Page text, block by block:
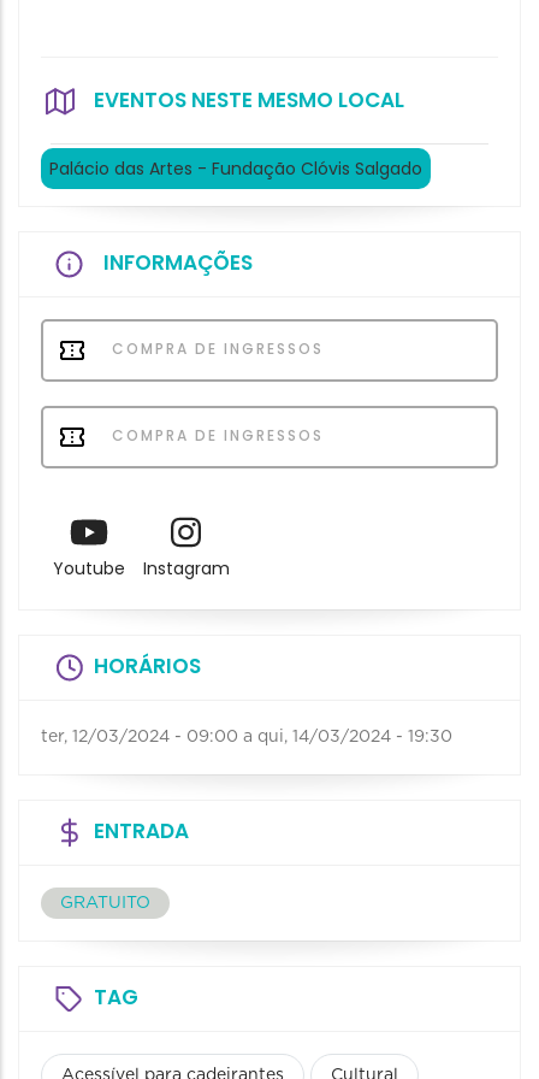
EVENTOS NESTE MESMO LOCAL
Palácio das Artes - Fundação Clóvis Salgado
INFORMAÇÕES
COMPRA DE INGRESSOS
COMPRA DE INGRESSOS
Youtube Instagram
HORÁRIOS
ter, 12/03/2024 - 09:00 a qui, 14/03/2024 - 19:30
ENTRADA
GRATUITO
TAG
Acessível para cadeirantes Cultural